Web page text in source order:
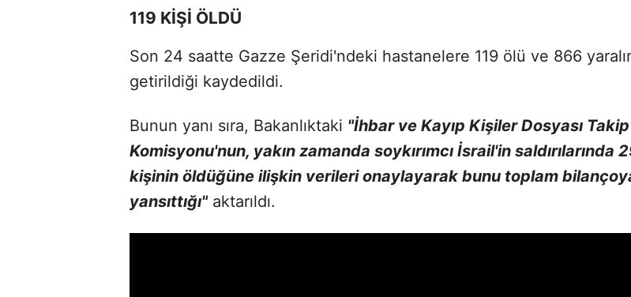
119 KİŞİ ÖLDÜ
Son 24 saatte Gazze Şeridi'ndeki hastanelere 119 ölü ve 866
getirildiği kaydedildi.
Bunun yanı sıra, Bakanlıktaki "İhbar ve Kayıp Kişiler Dosyası Takip
Komisyonu'nun, yakın zamanda soykırımcı İsrail'in saldırılarında
kişinin öldüğüne ilişkin verileri onaylayarak bunu toplam
yansıttığı"aktarıldı.